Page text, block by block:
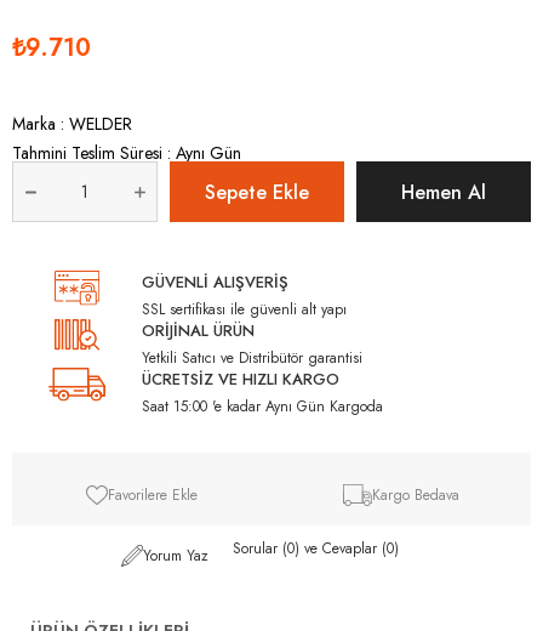
₺9.710
Marka : WELDER
Tahmini Teslim Süresi : Aynı Gün
GÜVENLİ ALIŞVERİŞ
SSL sertifikası ile güvenli alt yapı
ORİJİNAL ÜRÜN
Yetkili Satıcı ve Distribütör garantisi
ÜCRETSİZ VE HIZLI KARGO
Saat 15:00 'e kadar Aynı Gün Kargoda
Favorilere Ekle Kargo Bedava
Yorum Yaz Sorular (0) ve Cevaplar (0)